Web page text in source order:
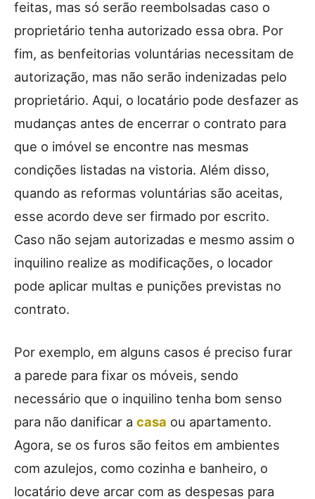
feitas, mas só serão reembolsadas caso o
proprietário tenha autorizado essa obra. Por
fim, as benfeitorias voluntárias necessitam de
autorização, mas não serão indenizadas pelo
proprietário. Aqui, o locatário pode desfazer as
mudanças antes de encerrar o contrato para
que o imóvel se encontre nas mesmas
condições listadas na vistoria. Além disso,
quando as reformas voluntárias são aceitas,
esse acordo deve ser firmado por escrito.
Caso não sejam autorizadas e mesmo assim o
inquilino realize as modificações, o locador
pode aplicar multas e punições previstas no
contrato.
Por exemplo, em alguns casos é preciso furar
a parede para fixar os móveis, sendo
necessário que o inquilino tenha bom senso
para não danificar a casa ou apartamento.
Agora, se os furos são feitos em ambientes
com azulejos, como cozinha e banheiro, o
locatário deve arcar com as despesas para